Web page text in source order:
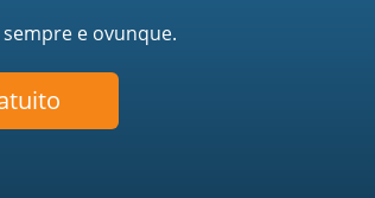
e ovunque.